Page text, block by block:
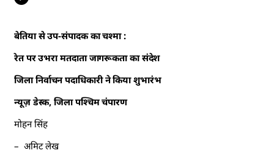
बेतिया से उप-संपादक का चश्मा :
रेत पर उभरा मतदाता जागरूकता का संदेश
जिला निर्वाचन पदाधिकारी ने किया शुभारंभ
न्यूज़ डेस्क, जिला पश्चिम चंपारण
मोहन सिंह
– अमिट लेख